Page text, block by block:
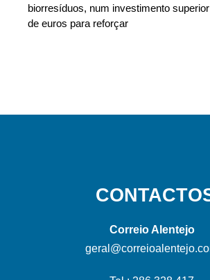
biorresíduos, num investimento
de euros para reforçar
Correio Alentejo